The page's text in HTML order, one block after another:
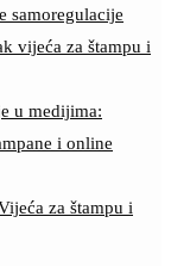
samoregulacije
vijeća za štampu i
u medijima:
i online
za štampu i